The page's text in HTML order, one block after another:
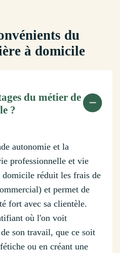
du
à domicile
du métier de
?
autonomie et la
professionnelle et vie
réduit les frais de
et permet de
fort avec sa clientèle.
où l'on voit
son travail, que ce soit
ou en créant une